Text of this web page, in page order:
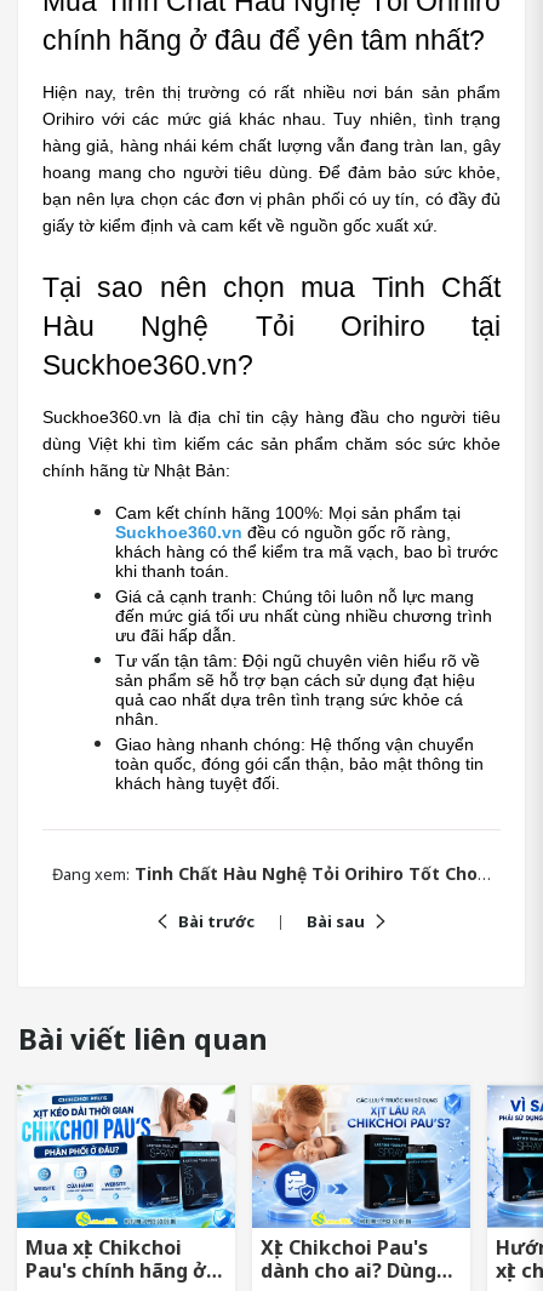
chính hãng ở đâu để yên tâm nhất?
Hiện nay, trên thị trường có rất nhiều nơi bán sản phẩm
Orihiro với các mức giá khác nhau. Tuy nhiên, tình trạng
hàng giả, hàng nhái kém chất lượng vẫn đang tràn lan, gây
hoang mang cho người tiêu dùng. Để đảm bảo sức khỏe,
bạn nên lựa chọn các đơn vị phân phối có uy tín, có đầy đủ
giấy tờ kiểm định và cam kết về nguồn gốc xuất xứ.
Tại sao nên chọn mua Tinh Chất
Hàu Nghệ Tỏi Orihiro tại
Suckhoe360.vn?
Suckhoe360.vn là địa chỉ tin cậy hàng đầu cho người tiêu
dùng Việt khi tìm kiếm các sản phẩm chăm sóc sức khỏe
chính hãng từ Nhật Bản:
Suckhoe360.vn đều có nguồn gốc rõ ràng,
khách hàng có thể kiểm tra mã vạch, bao bì trước
khi thanh toán.
Giá cả cạnh tranh: Chúng tôi luôn nỗ lực mang
đến mức giá tối ưu nhất cùng nhiều chương trình
ưu đãi hấp dẫn.
Tư vấn tận tâm: Đội ngũ chuyên viên hiểu rõ về
sản phẩm sẽ hỗ trợ bạn cách sử dụng đạt hiệu
quả cao nhất dựa trên tình trạng sức khỏe cá
nhân.
Giao hàng nhanh chóng: Hệ thống vận chuyển
toàn quốc, đóng gói cẩn thận, bảo mật thông tin
khách hàng tuyệt đối.
Đang xem: Tinh Chất Hàu Nghệ Tỏi Orihiro Tốt Cho Bản Lĩnh Phái Mạnh
Bài trước Bài sau
Bài viết liên quan
Mua xịt Chikchoi
Pau's chính hãng ở
Xịt Chikchoi Pau's
dành cho ai? Dùng
xịt